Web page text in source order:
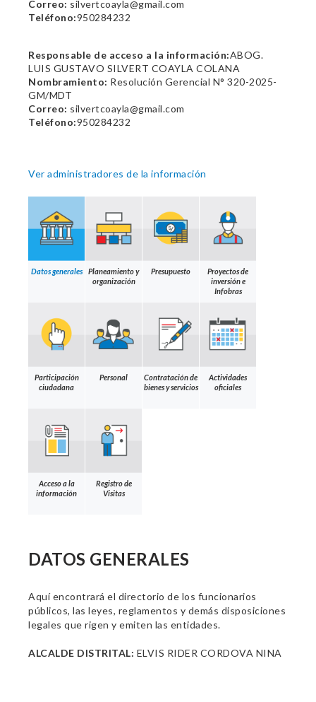
Correo: silvertcoayla@gmail.com
Teléfono:950284232
Responsable de acceso a la información:ABOG.
LUIS GUSTAVO SILVERT COAYLA COLANA
Nombramiento: Resolución Gerencial N° 320-2025-
GM/MDT
Correo: silvertcoayla@gmail.com
Teléfono:950284232
Ver administradores de la información
Datos generales
Planeamiento y
organización
Presupuesto
Proyectos de
inversión e
Infobras
Participación
ciudadana
Personal
Contratación de
bienes y servicios
Actividades
oficiales
Acceso a la
información
Registro de
Visitas
DATOS GENERALES
Aquí encontrará el directorio de los funcionarios
públicos, las leyes, reglamentos y demás disposiciones
legales que rigen y emiten las entidades.
ALCALDE DISTRITAL: ELVIS RIDER CORDOVA NINA